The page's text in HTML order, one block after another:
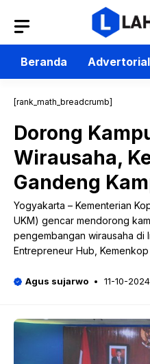
isi
Beranda
Advertorial
[rank_math_breadcrumb]
Dorong
Wirausaha,
Gandeng
Yogyakarta – Kementerian
UKM) gencar mendorong
pengembangan wirausaha di
Entrepreneur Hub,
Agus sujarwo 11-10-